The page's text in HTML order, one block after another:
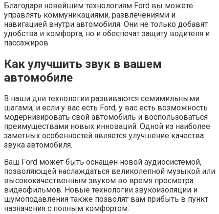
Благодаря новейшим технологиям Ford вы можете
управлять коммуникациями, развлечениями и
навигацией внутри автомобиля. Они не только добавят
удобства и комфорта, но и обеспечат защиту водителя и
пассажиров.
Как улучшить звук в вашем
автомобиле
В наши дни технологии развиваются семимильными
шагами, и если у вас есть Ford, у вас есть возможность
модернизировать свой автомобиль и воспользоваться
преимуществами новых инноваций. Одной из наиболее
заметных особенностей является улучшение качества
звука автомобиля.
Ваш Ford может быть оснащен новой аудиосистемой,
позволяющей наслаждаться великолепной музыкой или
высококачественным звуком во время просмотра
видеофильмов. Новые технологии звукоизоляции и
шумоподавления также позволят вам прибыть в пункт
назначения с полным комфортом.